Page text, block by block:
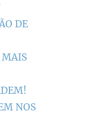
DE
MAIS
NOS